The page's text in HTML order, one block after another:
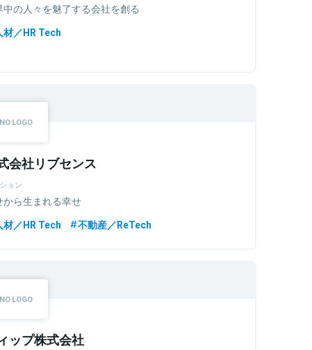
中の人々を魅了する会社を創る
材／HR Tech
会社リブセンス
ョン
から生まれる幸せ
材／HR Tech
不動産／ReTech
ップ株式会社